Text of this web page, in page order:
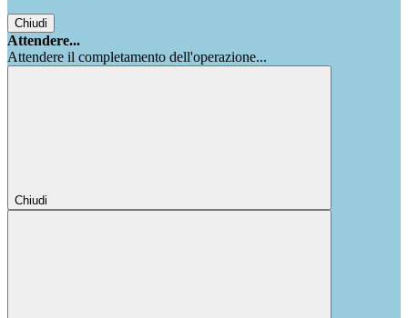
Chiudi
Attendere...
Attendere il completamento dell'operazione...
Chiudi